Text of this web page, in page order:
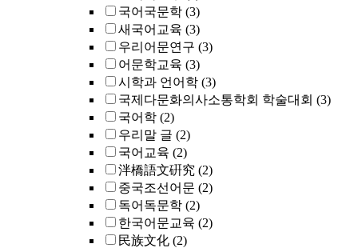
국어국문학 (3)
새국어교육 (3)
우리어문연구 (3)
어문학교육 (3)
시학과 언어학 (3)
국제다문화의사소통학회 학술대회 (3)
국어학 (2)
우리말 글 (2)
국어교육 (2)
泮橋語文硏究 (2)
중국조선어문 (2)
독어독문학 (2)
한국어문교육 (2)
民族文化 (2)